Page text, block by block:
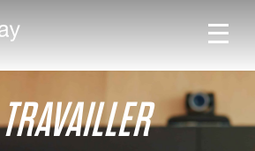
TRAVAILLER